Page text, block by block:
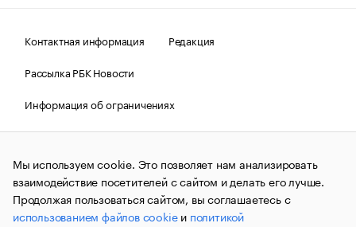
Контактная информация
Редакция
Рассылка РБК Новости
Информация об ограничениях
Правовая информация
О соблюдении авторских прав
© АО «РОСБИЗНЕСКОНСАЛТИНГ»,1995–2026.Сообщения
и материалы информационного агентства «РБК»
(зарегистрировано Федеральной службой по надзору в сфере
связи, информационных технологий и массовых
коммуникаций (Роскомнадзор) 09.12.2015 за номером ИА
Мы используем cookie. Это позволяет нам анализировать
взаимодействие посетителей с сайтом и делать его лучше.
Продолжая пользоваться сайтом, вы соглашаетесь с
использованием файлов cookieи политикой